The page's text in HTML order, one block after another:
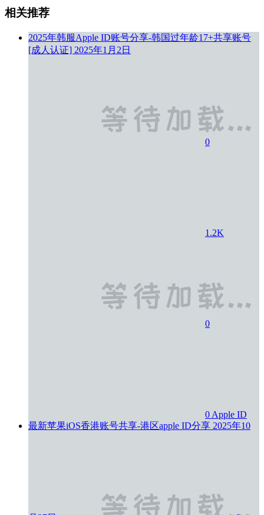
相关推荐
2025年韩服Apple ID账号分享-韩国过年龄17+共享账号
[成人认证] 2025年1月2日
0
1.2K
0
0 Apple ID
最新苹果iOS香港账号共享-港区apple ID分享 2025年10